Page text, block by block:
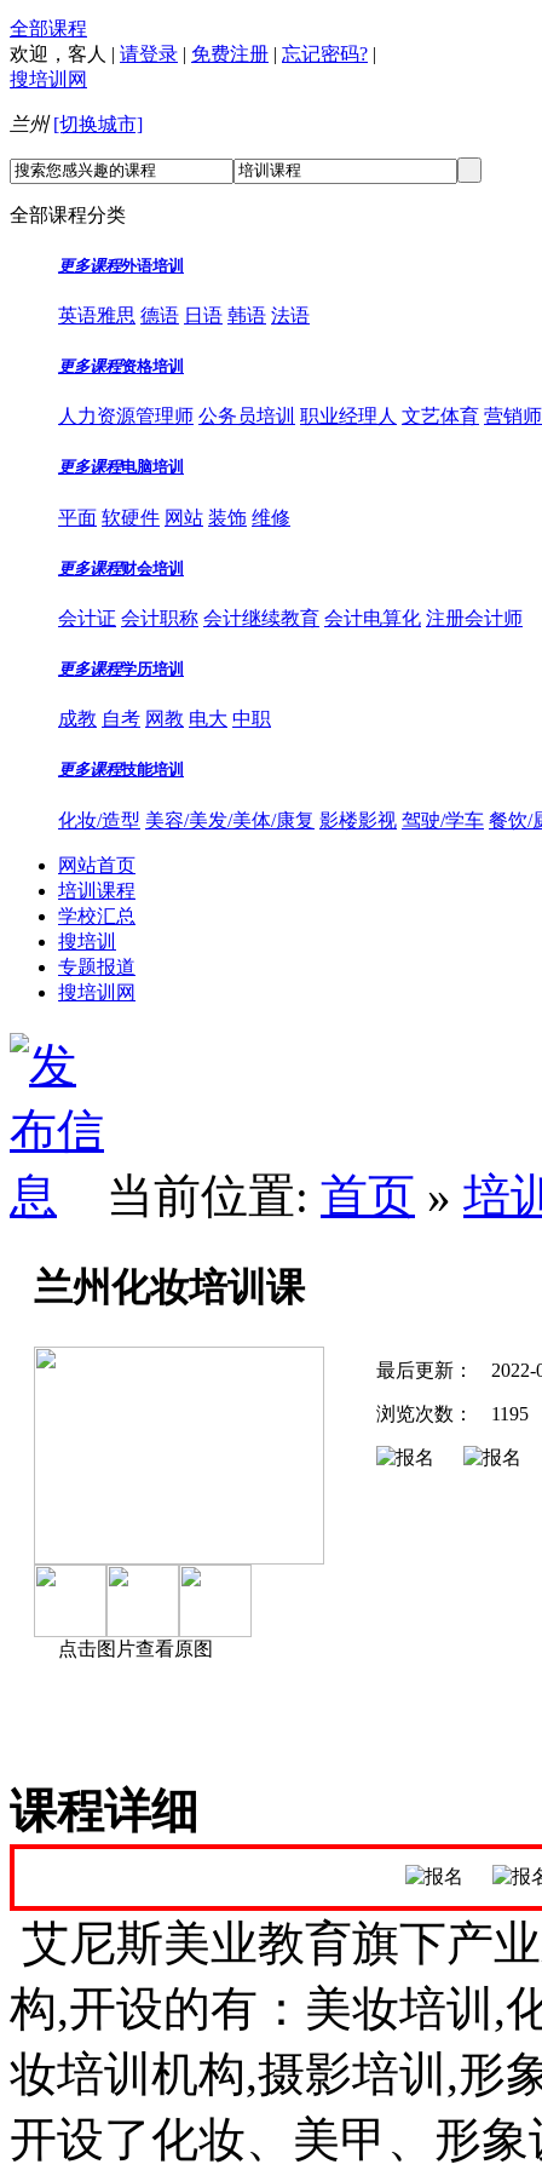
全部课程
欢迎， 客人 | 请登录 | 免费注册 | 忘记密码? |
搜培训网
兰州 [切换城市]
全部课程分类
更多课程外语培训
英语雅思 德语 日语 韩语 法语
更多课程资格培训
人力资源管理师 公务员培训 职业经理人 文艺体育 营销
更多课程电脑培训
平面 软硬件 网站 装饰 维修
更多课程财会培训
会计证 会计职称 会计继续教育 会计电算化 注册会计师
更多课程学历培训
成教 自考 网教 电大 中职
更多课程技能培训
化妆/造型 美容/美发/美体/康复 影楼影视 驾驶/学车 餐饮/
网站首页
培训课程
学校汇总
搜培训
专题报道
搜培训网
当前位置: 首页 » 培
兰州化妆培训课
点击图片查看原图
最后更新： 2022-
浏览次数： 1195
课程详细
艾尼斯美业教育旗下产
构,开设的有：美妆培训,
妆培训机构,摄影培训,形
开设了化妆、美甲、形